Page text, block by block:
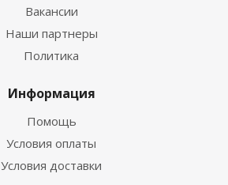
Вакансии
Наши партнеры
Политика
Информация
Помощь
Условия оплаты
Условия доставки